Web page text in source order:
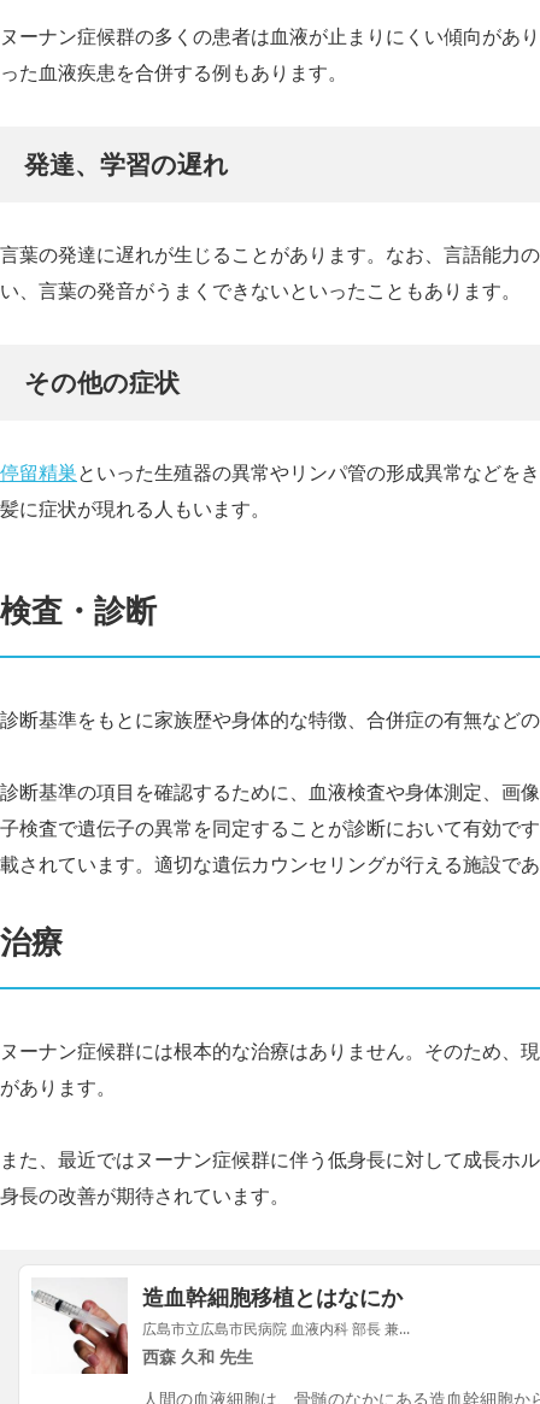
ヌーナン症候群の多くの患者は血液が止まりにくい傾向があ
った血液疾患を合併する例もあります。
発達、学習の遅れ
言葉の発達に遅れが生じることがあります。なお、言語能力
い、言葉の発音がうまくできないといったこともあります。
その他の症状
停留精巣といった生殖器の異常やリンパ管の形成異常などを
髪に症状が現れる人もいます。
検査・診断
診断基準をもとに家族歴や身体的な特徴、合併症の有無など
診断基準の項目を確認するために、血液検査や身体測定、画
子検査で遺伝子の異常を同定することが診断において有効で
載されています。適切な遺伝カウンセリングが行える施設で
治療
ヌーナン症候群には根本的な治療はありません。そのため、
があります。
また、最近ではヌーナン症候群に伴う低身長に対して成長ホ
身長の改善が期待されています。
造血幹細胞移植とはなにか
広島市立広島市民病院 血液内科 部長 兼...
西森 久和 先生
人間の血液細胞は、骨髄のなかにある造血幹細胞